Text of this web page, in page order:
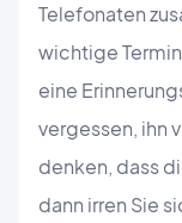
Telefonaten
wichtige
eine
vergessen, ihn
denken, dass
dann irren Sie